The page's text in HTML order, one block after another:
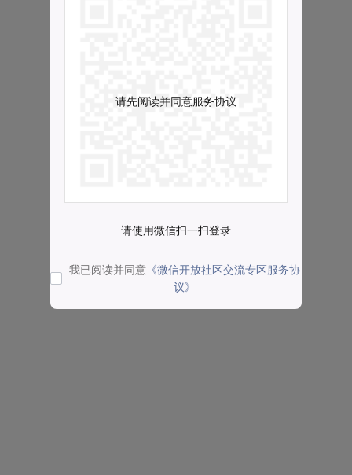
请先阅读并同意服务协议
请使用微信扫一扫登录
我已阅读并同意 《微信开放社区交流专区服务协
议》